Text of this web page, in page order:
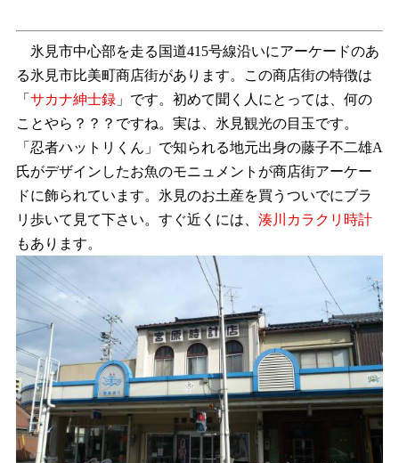
氷見市中心部を走る国道415号線沿いにアーケードのあ
る氷見市比美町商店街があります。この商店街の特徴は
「 サカナ紳士録 」です。初めて聞く人にとっては、何の
ことやら？？？ですね。実は、氷見観光の目玉です。
「忍者ハットリくん」で知られる地元出身の藤子不二雄A
氏がデザインしたお魚のモニュメントが商店街アーケー
ドに飾られています。氷見のお土産を買うついでにブラ
リ歩いて見て下さい。すぐ近くには、 湊川カラクリ時計
もあります。